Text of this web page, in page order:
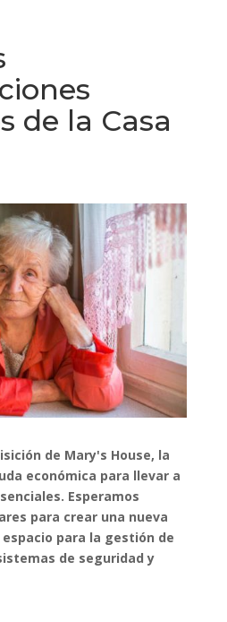
de la Casa
de Mary's House, la
económica para llevar a
Esperamos
para crear una nueva
para la gestión de
de seguridad y